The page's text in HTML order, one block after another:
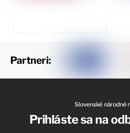
Partneri:
Slovenské národné
Prihláste sa na